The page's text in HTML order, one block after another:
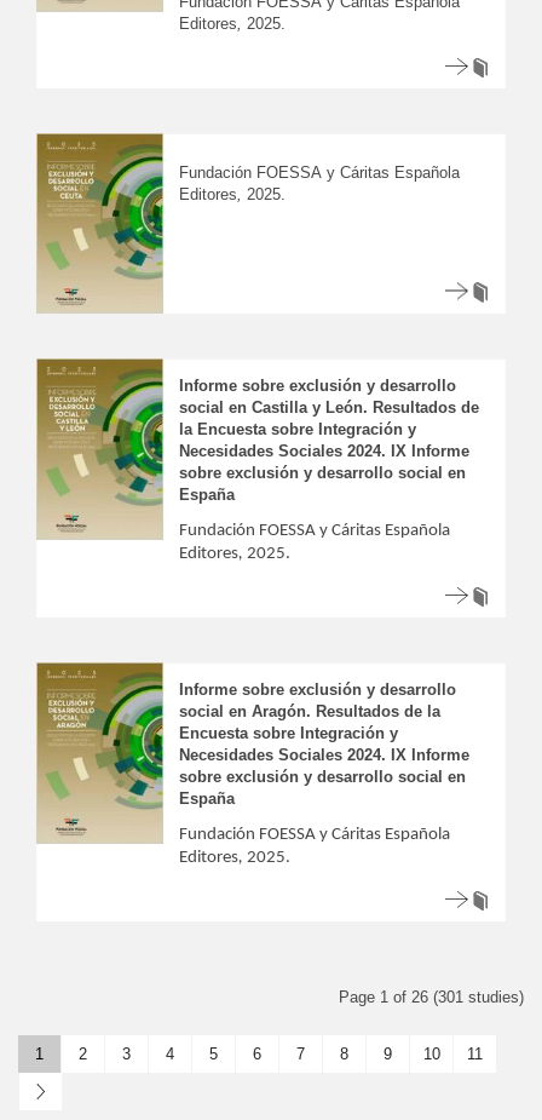
Editores
2025.
Fundación FOESSA y Cáritas Española
Editores
2025.
Informe sobre exclusión y desarrollo
social en Castilla y León. Resultados de
la Encuesta sobre Integración y
Necesidades Sociales 2024. IX Informe
sobre exclusión y desarrollo social en
España
Fundación FOESSA y Cáritas Española
Editores, 2025.
Informe sobre exclusión y desarrollo
social en Aragón. Resultados de la
Encuesta sobre Integración y
Necesidades Sociales 2024. IX Informe
sobre exclusión y desarrollo social en
España
Fundación FOESSA y Cáritas Española
Editores, 2025.
Page 1 of 26 (301 studies)
1 2 3 4 5 6 7 8 9 10 11